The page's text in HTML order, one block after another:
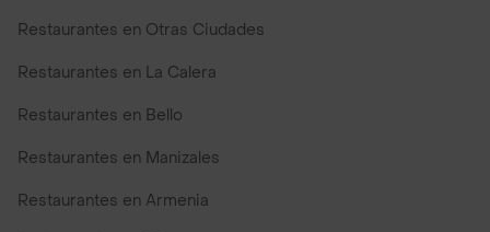
Restaurantes en Otras Ciudades
Restaurantes en La Calera
Restaurantes en Bello
Restaurantes en Manizales
Restaurantes en Armenia